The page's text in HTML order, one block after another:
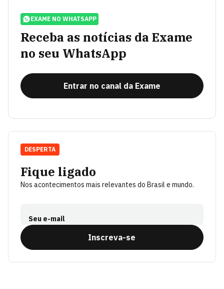
EXAME NO WHATSAPP
Receba as notícias da Exame
no seu WhatsApp
Entrar no canal da Exame
Fique ligado
Nos acontecimentos mais relevantes do Brasil e mundo.
Seu e-mail
Inscreva-se
DESPERTA